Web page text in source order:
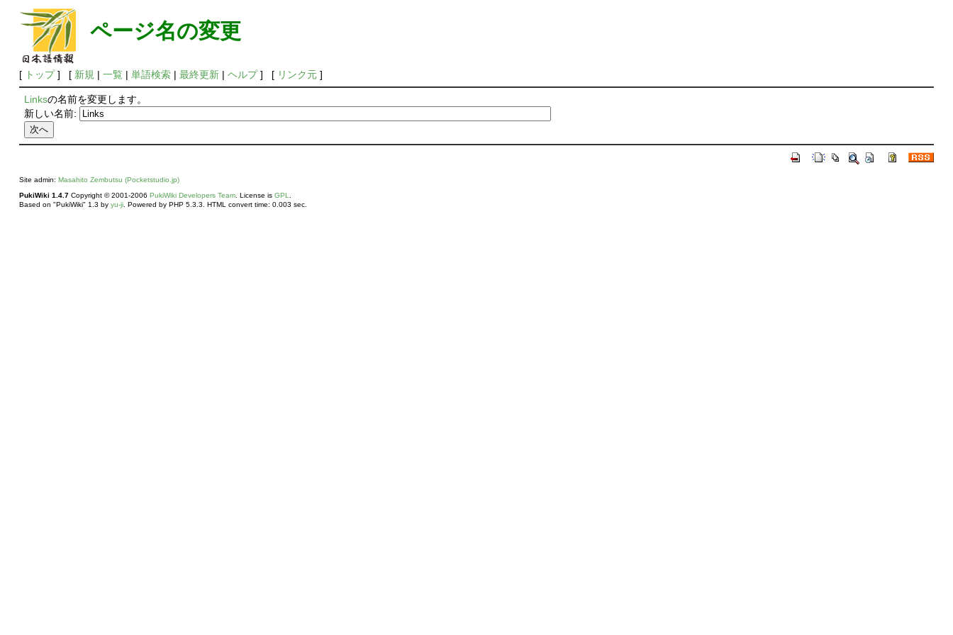
ページ名の変更
[ トップ] [ 新規 | 一覧 | 単語検索| 最終更新| ヘルプ] [ リンク元]
Linksの名前を変更します。
新しい名前:
Site admin: Masahito Zembutsu (Pocketstudio.jp)
PukiWiki 1.4.7Copyright © 2001-2006 PukiWiki Developers Team. License is GPL
Based on "PukiWiki" 1.3 by yu-ji. Powered by PHP 5.3.3. HTML convert time: 0.003 sec.